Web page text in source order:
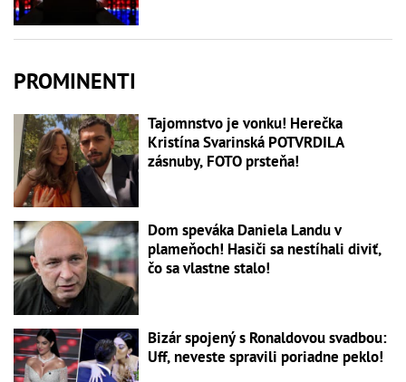
PROMINENTI
Tajomnstvo je vonku! Herečka
Kristína Svarinská POTVRDILA
zásnuby, FOTO prsteňa!
Dom speváka Daniela Landu v
plameňoch! Hasiči sa nestíhali diviť,
čo sa vlastne stalo!
Bizár spojený s Ronaldovou svadbou:
Uff, neveste spravili poriadne peklo!